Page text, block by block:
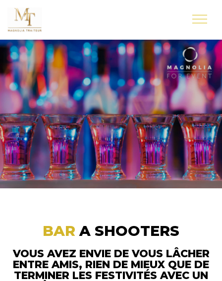
BARA SHOOTERS
VOUS AVEZ ENVIE DE VOUS LÂCHER
ENTRE AMIS, RIEN DE MIEUX QUE DE
TERMINER LES FESTIVITÉS AVEC UN